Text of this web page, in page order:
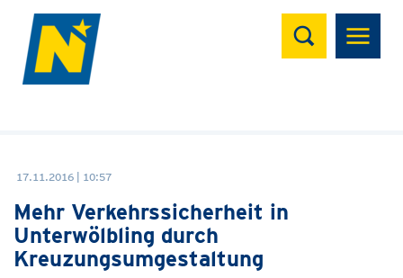
Suchen
17.11.2016 | 10:57
Mehr Verkehrssicherheit in
Unterwölbling durch
Kreuzungsumgestaltung